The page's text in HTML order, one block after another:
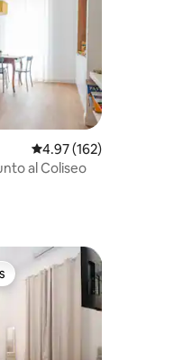
Calificación promedio:
4.97 (162)
al Coliseo